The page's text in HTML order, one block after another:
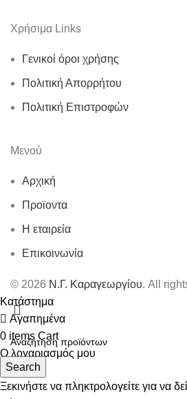
Χρήσιμα Links
Γενικοί όροι χρήσης
Πολιτική Απορρήτου
Πολιτική Επιστροφών
Μενού
Αρχική
Προϊοντα
Η εταιρεία
Επικοινωνία
© 2026 Ν.Γ. Καραγεωργίου. All
Search
Ξεκινήστε να πληκτρολογείτε για να
Κατάστημα
Αγαπημένα
0 items Cart
Ο λογαριασμός μου